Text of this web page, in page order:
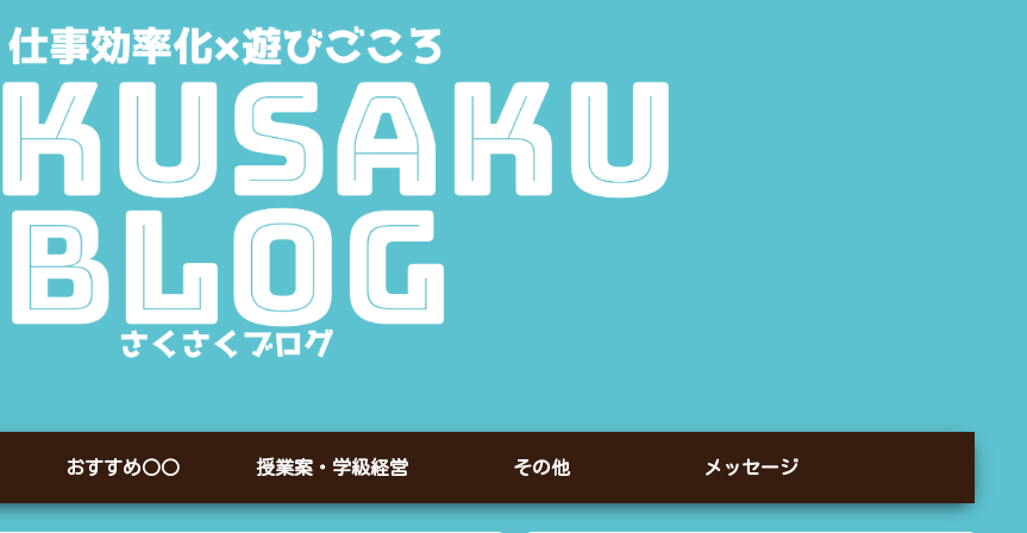
おすすめ○○ 授業案・学級経営 その他 メッセージ